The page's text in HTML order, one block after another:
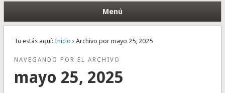
Menú
Tu estás aquí: Inicio › Archivo por mayo 25, 2025
NAVEGANDO POR EL ARCHIVO
mayo 25, 2025